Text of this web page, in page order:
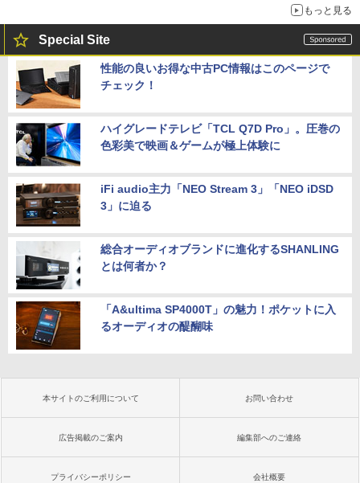
もっと見る
Special Site
性能の良いお得な中古PC情報はこのページで
チェック！
ハイグレードテレビ「TCL Q7D Pro」。圧巻の
色彩美で映画＆ゲームが極上体験に
iFi audio主力「NEO Stream 3」「NEO iDSD
3」に迫る
総合オーディオブランドに進化するSHANLING
とは何者か？
「A&ultima SP4000T」の魅力！ポケットに入
るオーディオの醍醐味
本サイトのご利用について お問い合わせ
広告掲載のご案内 編集部へのご連絡
プライバシーポリシー 会社概要